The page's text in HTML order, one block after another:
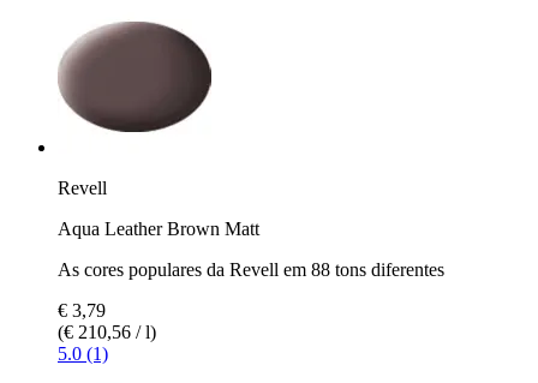
Revell
Aqua Leather Brown Matt
As cores populares da Revell em 88 tons diferentes
€ 3,79
(€ 210,56 / l)
5.0 (1)